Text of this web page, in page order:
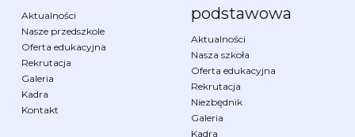
Aktualności
Nasze przedszkole
Oferta edukacyjna
Rekrutacja
Galeria
Kadra
Kontakt
podstawowa
Aktualności
Nasza szkoła
Oferta edukacyjna
Rekrutacja
Niezbędnik
Galeria
Kadra